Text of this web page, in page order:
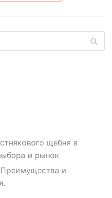
щебня в
и рынок
и